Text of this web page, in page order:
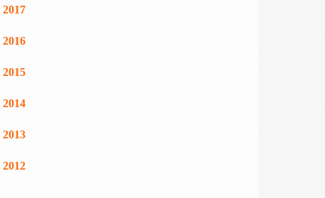
2017
2016
2015
2014
2013
2012